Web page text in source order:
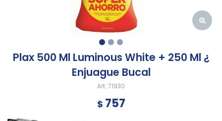
Plax 500 Ml Luminous White + 250 Ml ¿
Enjuague Bucal
71930
$ 757